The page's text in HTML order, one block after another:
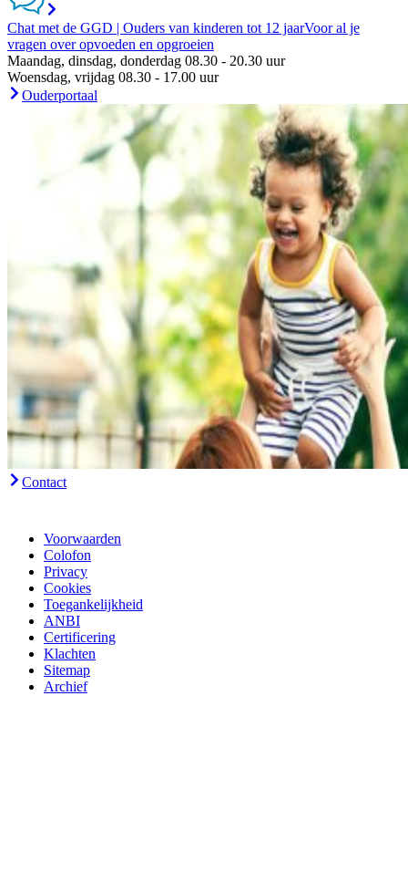
Chat met de GGD | Ouders van kinderen tot 12 jaarVoor al je
vragen over opvoeden en opgroeien
Maandag, dinsdag, donderdag 08.30 - 20.30 uur
Woensdag, vrijdag 08.30 - 17.00 uur
Ouderportaal
Contact
Voorwaarden
Colofon
Privacy
Cookies
Toegankelijkheid
ANBI
Certificering
Klachten
Sitemap
Archief